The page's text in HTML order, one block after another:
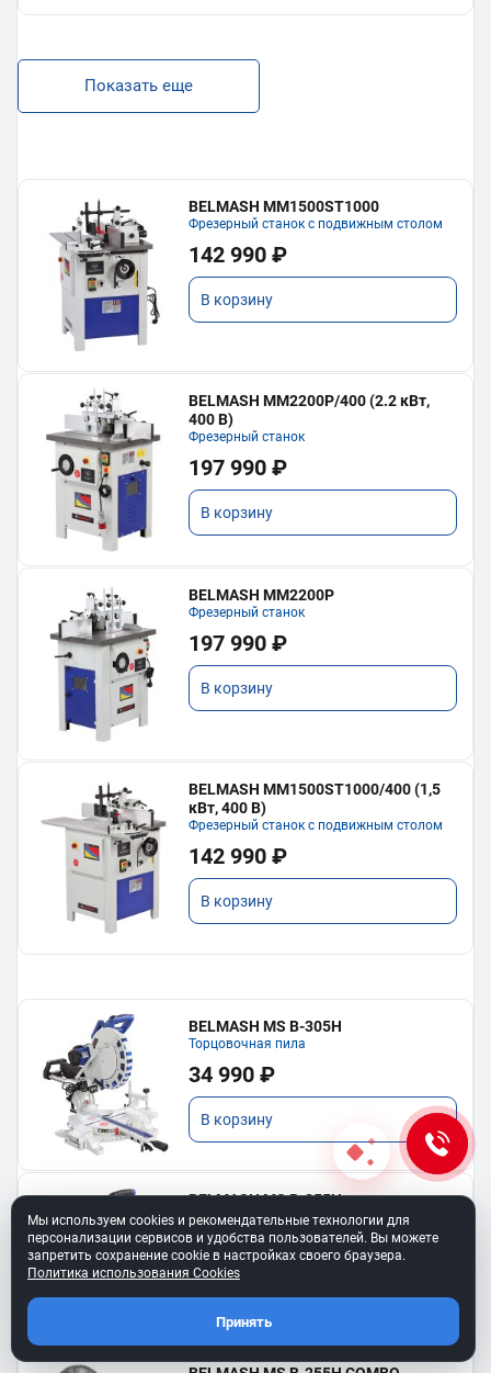
Показать еще
BELMASH MM1500ST1000
Фрезерный станок с подвижным столом
142 990 ₽
В корзину
BELMASH MM2200P/400 (2.2 кВт,
400 В)
Фрезерный станок
197 990 ₽
В корзину
BELMASH MM2200P
Фрезерный станок
197 990 ₽
В корзину
BELMASH MM1500ST1000/400 (1,5
кВт, 400 В)
Фрезерный станок с подвижным столом
142 990 ₽
В корзину
BELMASH MS B-305H
Торцовочная пила
34 990 ₽
В корзину
BELMASH MS B-255H
Торцовочная пила
23 690 ₽
Мы используем cookies и рекомендательные технологии для
персонализации сервисов и удобства пользователей. Вы можете
запретить сохранение cookie в настройках своего браузера.
Политика использования Cookies
Принять